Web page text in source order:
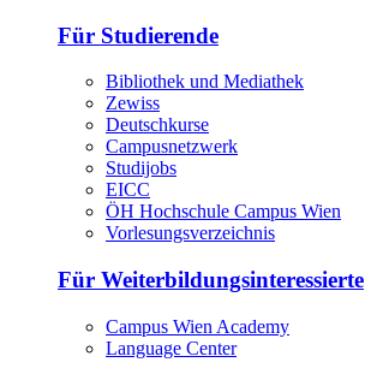
Für Studierende
Bibliothek und Mediathek
Zewiss
Deutschkurse
Campusnetzwerk
Studijobs
EICC
ÖH Hochschule Campus Wien
Vorlesungsverzeichnis
Für Weiterbildungsinteressierte
Campus Wien Academy
Language Center